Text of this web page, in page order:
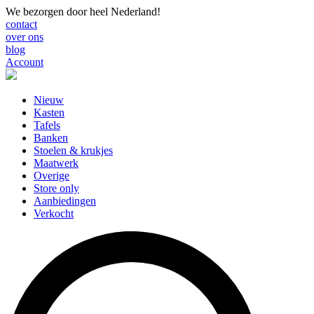
We bezorgen door heel Nederland!
contact
over ons
blog
Account
Nieuw
Kasten
Tafels
Banken
Stoelen & krukjes
Maatwerk
Overige
Store only
Aanbiedingen
Verkocht